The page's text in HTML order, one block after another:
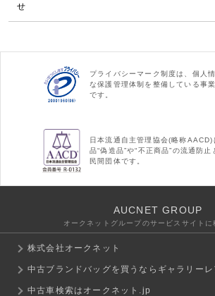
せ
プライバシーマーク制度は、個人
な保護管理体制を整備している事
です。
日本流通自主管理協会(略称AACD)
品“偽造品”や“不正商品”の流通防
民間団体です。
AUCNET GROUP
オークネットグループのサービスサイトに
株式会社オークネット
中古ブランドバッグを買うならギャラリーレ
中古車検索はオークネット.jp